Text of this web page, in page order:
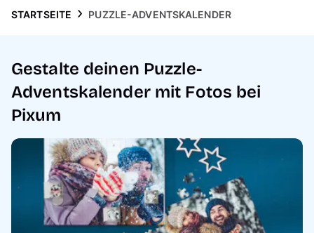
STARTSEITE PUZZLE-ADVENTSKALENDER
Gestalte deinen Puzzle-
Adventskalender mit Fotos bei
Pixum